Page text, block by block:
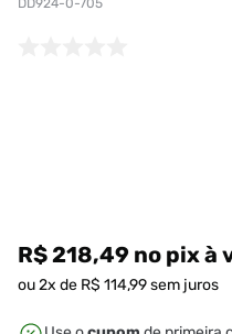
DD924-0-705
R$ 218,49 no pixà
ou2x de R$ 114,99sem juros